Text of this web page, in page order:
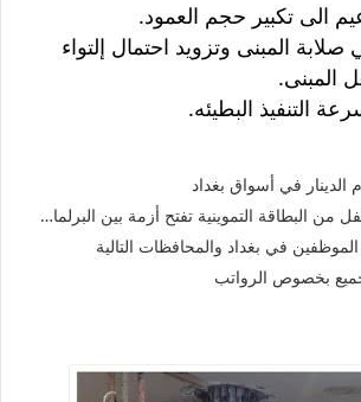
الى تكبير حجم العمود.
المبنى وتزويد احتمال إلتواء
المبنى.
التنفيذ البطيئه.
الدينار في أسواق بغداد
التموينية تفتح أزمة بين البرلمان ووزارة التجارة
في بغداد والمحافظات التالية
بخصوص الرواتب